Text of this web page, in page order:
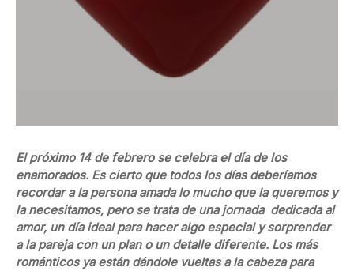
El próximo 14 de febrero se celebra el día de los
enamorados. Es cierto que todos los días deberíamos
recordar a la persona amada lo mucho que la queremos y
la necesitamos, pero se trata de una jornada dedicada al
amor, un día ideal para hacer algo especial y sorprender
a la pareja con un plan o un detalle diferente. Los más
románticos ya están dándole vueltas a la cabeza para